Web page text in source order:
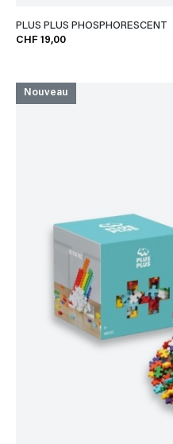
PLUS PLUS PHOSPHORESCENT
CHF 19,00
Nouveau